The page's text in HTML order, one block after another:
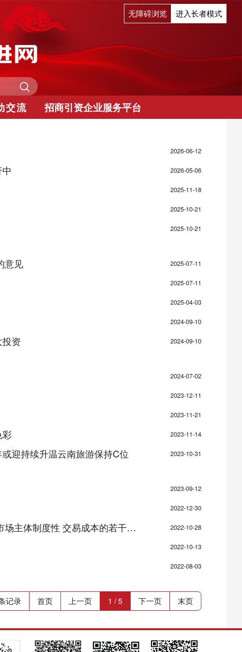
无障碍浏览 进入长者模式
交流 招商引资企业服务平台
2026-06-12
2026-05-06
2025-11-18
2025-10-21
2025-10-21
意见 2025-07-11
2025-07-11
2025-04-03
2024-09-10
资 2024-09-10
2024-07-02
2023-12-11
2023-11-21
彩 2023-11-14
迎持续升温云南旅游保持C位 2023-10-31
2023-09-12
2022-12-30
度性 交易成本的若干措施的通知 2022-10-28
2022-10-13
2022-08-03
记录 首页 上一页 1 / 5 下一页 末页